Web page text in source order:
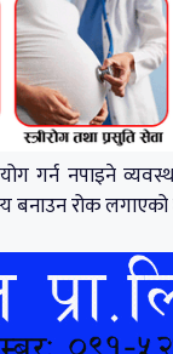
गर्न नपाइने
बनाउन रोक